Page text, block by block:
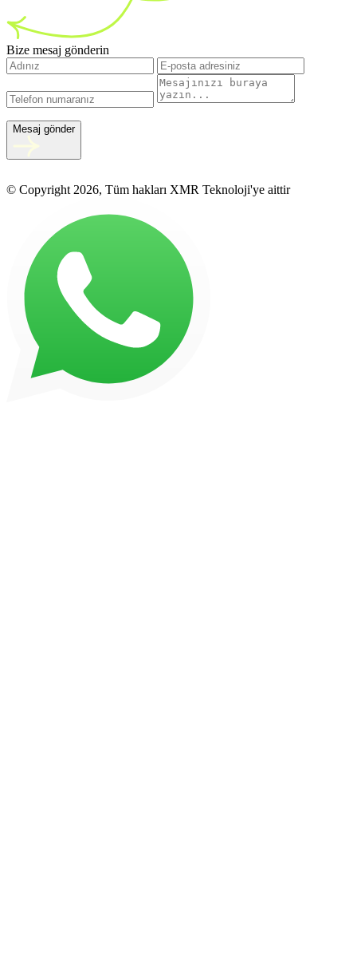
Bize mesaj gönderin
Mesaj gönder
© Copyright 2026, Tüm hakları XMR Teknoloji'ye aittir